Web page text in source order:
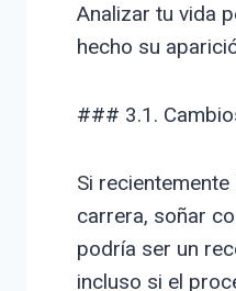
Analizar tu vida
hecho su
### 3.1.
Si
carrera, soñar
podría ser un
incluso si el